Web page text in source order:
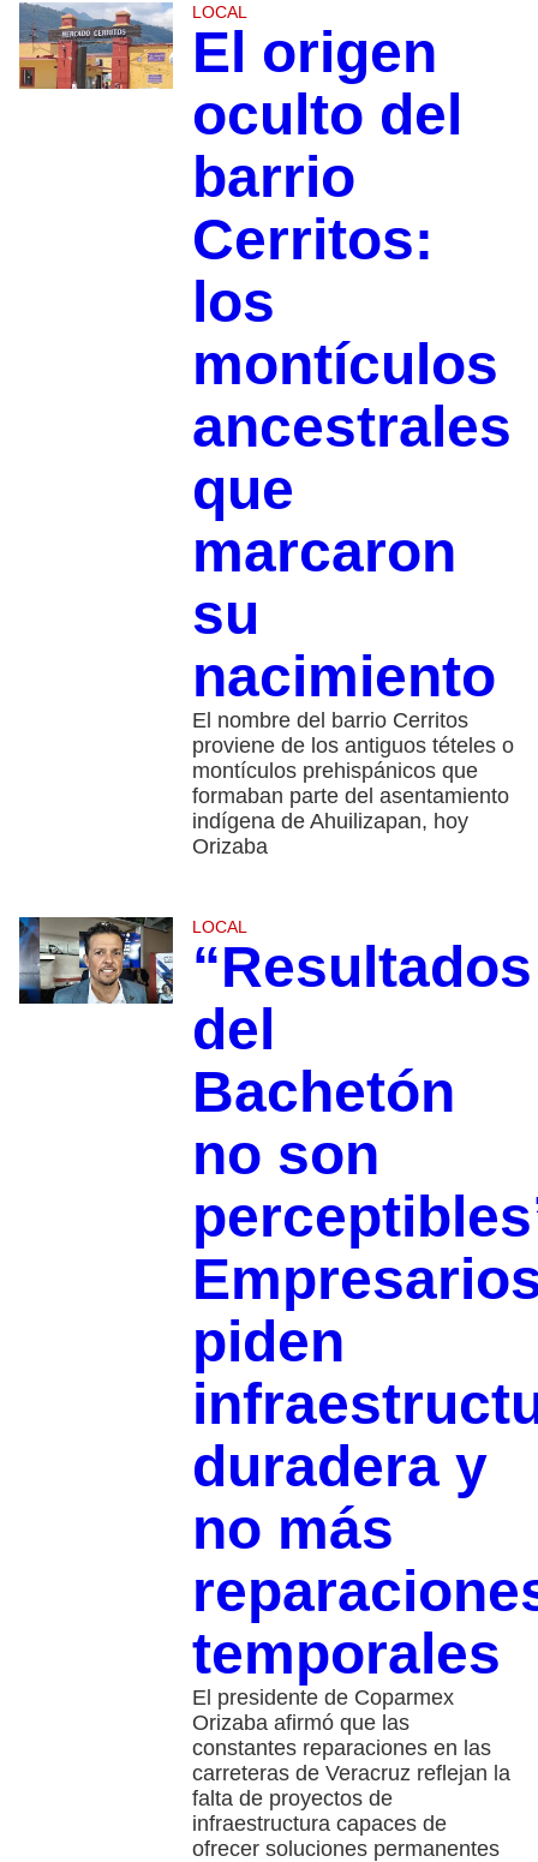
LOCAL
El origen
oculto del
barrio
Cerritos:
los
montículos
ancestrales
que
marcaron
su
nacimiento
El nombre del barrio Cerritos
proviene de los antiguos tételes o
montículos prehispánicos que
formaban parte del asentamiento
indígena de Ahuilizapan, hoy
Orizaba
LOCAL
“Resultados
del
Bachetón
no son
piden
duradera y
no más
temporales
El presidente de Coparmex
Orizaba afirmó que las
constantes reparaciones en las
carreteras de Veracruz reflejan la
falta de proyectos de
infraestructura capaces de
ofrecer soluciones permanentes